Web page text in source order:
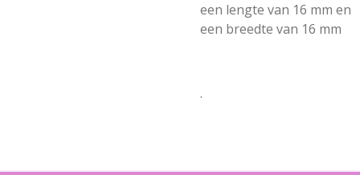
een lengte van 16 mm en
een breedte van 16 mm
.